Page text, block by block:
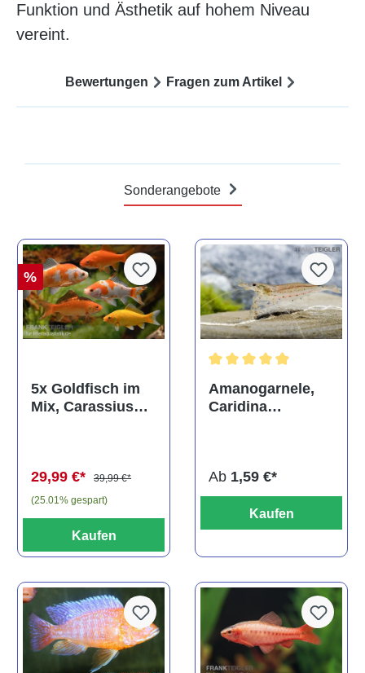
Funktion und Ästhetik auf hohem Niveau
vereint.
Bewertungen Fragen zum Artikel
Sonderangebote
%
5x Goldfisch im
Mix, Carassius
29,99 €*
39,99 €*
(25.01% gespart)
Kaufen
Amanogarnele,
Caridina
Ab 1,59 €*
Kaufen